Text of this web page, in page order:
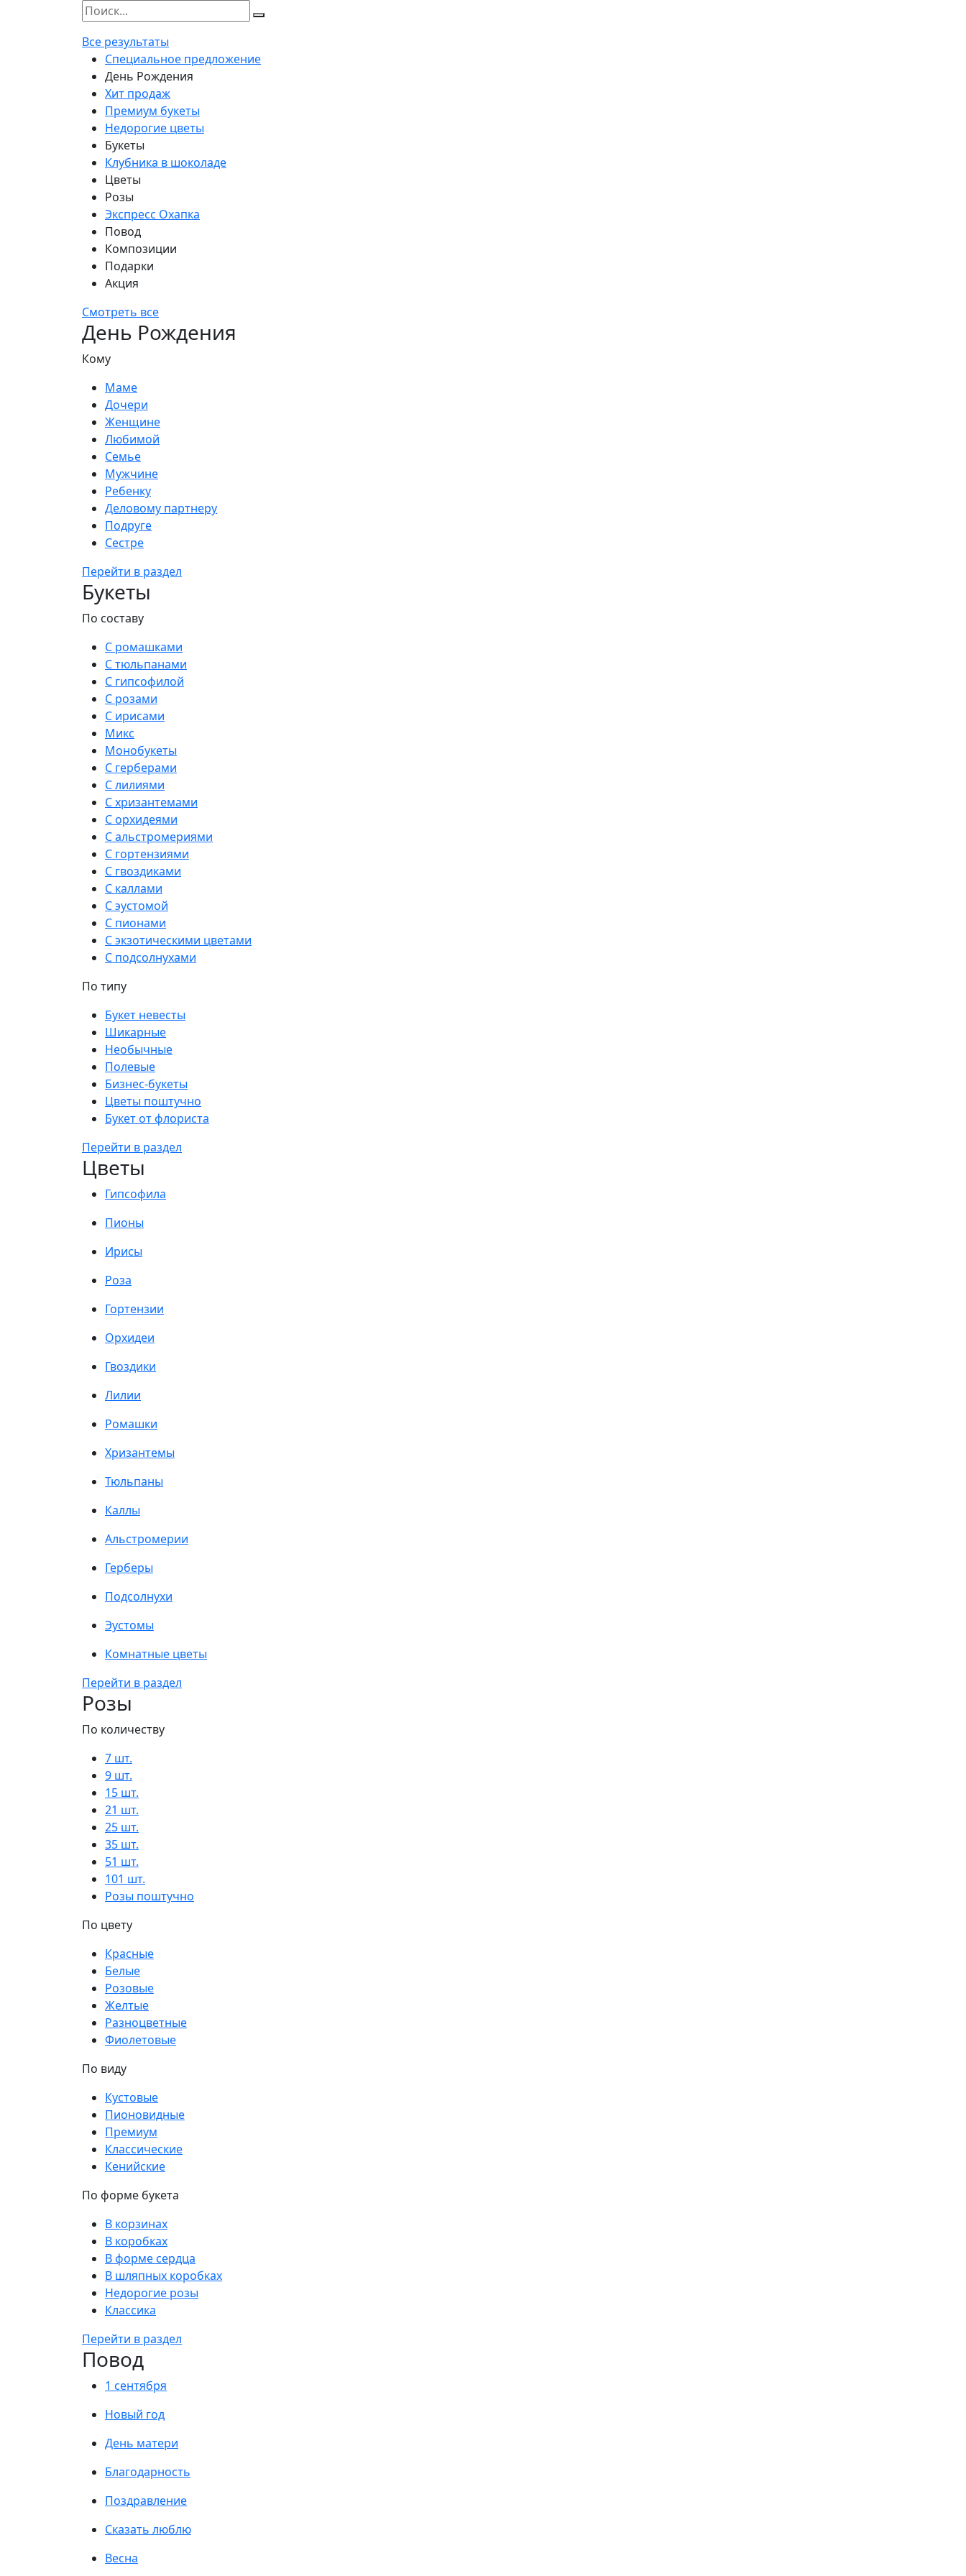
Все результаты
Специальное предложение
День Рождения
Хит продаж
Премиум букеты
Недорогие цветы
Букеты
Клубника в шоколаде
Цветы
Розы
Экспресс Охапка
Повод
Композиции
Подарки
Акция
Смотреть все
День Рождения
Кому
Маме
Дочери
Женщине
Любимой
Семье
Мужчине
Ребенку
Деловому партнеру
Подруге
Сестре
Перейти в раздел
Букеты
По составу
С ромашками
С тюльпанами
С гипсофилой
С розами
С ирисами
Микс
Монобукеты
С герберами
С лилиями
С хризантемами
С орхидеями
С альстромериями
С гортензиями
С гвоздиками
С каллами
С эустомой
С пионами
С экзотическими цветами
С подсолнухами
По типу
Букет невесты
Шикарные
Необычные
Полевые
Бизнес-букеты
Цветы поштучно
Букет от флориста
Перейти в раздел
Цветы
Гипсофила
Пионы
Ирисы
Роза
Гортензии
Орхидеи
Гвоздики
Лилии
Ромашки
Хризантемы
Тюльпаны
Каллы
Альстромерии
Герберы
Подсолнухи
Эустомы
Комнатные цветы
Перейти в раздел
Розы
По количеству
7 шт.
9 шт.
15 шт.
21 шт.
25 шт.
35 шт.
51 шт.
101 шт.
Розы поштучно
По цвету
Красные
Белые
Розовые
Желтые
Разноцветные
Фиолетовые
По виду
Кустовые
Пионовидные
Премиум
Классические
Кенийские
По форме букета
В корзинах
В коробках
В форме сердца
В шляпных коробках
Недорогие розы
Классика
Перейти в раздел
Повод
1 сентября
Новый год
День матери
Благодарность
Поздравление
Сказать люблю
Весна